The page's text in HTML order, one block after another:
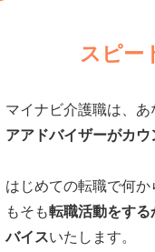
スピー
マイナビ介護職は、あ
アアドバイザーがカウ
はじめての転職で何
もそも転職活動をする
バイスいたします。